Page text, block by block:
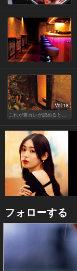
Vol.18
フォローする